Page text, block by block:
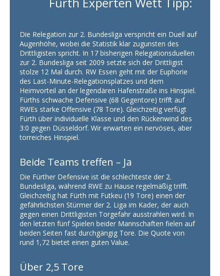
Die Relegation zur 2. Bundesliga verspricht ein Duell auf
Augenhöhe, wobei die Statistik klar zugunsten des
Drittligisten spricht. In 17 bisherigen Relegationsduellen
zur 2. Bundesliga seit 2009 setzte sich der Drittligist
stolze 12 Mal durch. RW Essen geht mit der Euphorie
des Last-Minute-Relegationsplatzes und dem
Heimvorteil an der legendären Hafenstraße ins Hinspiel.
Fürths schwache Defensive (68 Gegentore) trifft auf
RWEs starke Offensive (78 Tore). Gleichzeitig verfügt
Fürth über individuelle Klasse und den Rückenwind des
3:0 gegen Düsseldorf. Wir erwarten ein nervöses, aber
torreiches Hinspiel.
Beide Teams treffen – Ja
Die Fürther Defensive ist die schlechteste der 2.
Bundesliga, während RWE zu Hause regelmäßig trifft.
Gleichzeitig hat Fürth mit Futkeu (19 Tore) einen der
gefährlichsten Stürmer der 2. Liga im Kader, der auch
gegen einen Drittligisten Torgefahr ausstrahlen wird. In
den letzten fünf Spielen beider Mannschaften fielen auf
beiden Seiten fast durchgängig Tore. Die Quote von
rund 1,72 bietet einen guten Value.
Über 2,5 Tore